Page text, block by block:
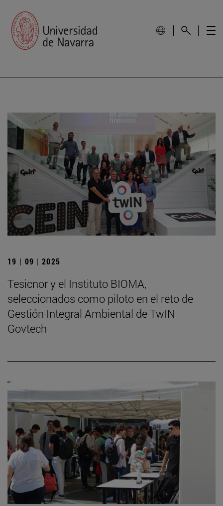
19 | 09 | 2025
Tesicnor y el Instituto BIOMA,
seleccionados como piloto en el reto de
Gestión Integral Ambiental de TwIN
Govtech